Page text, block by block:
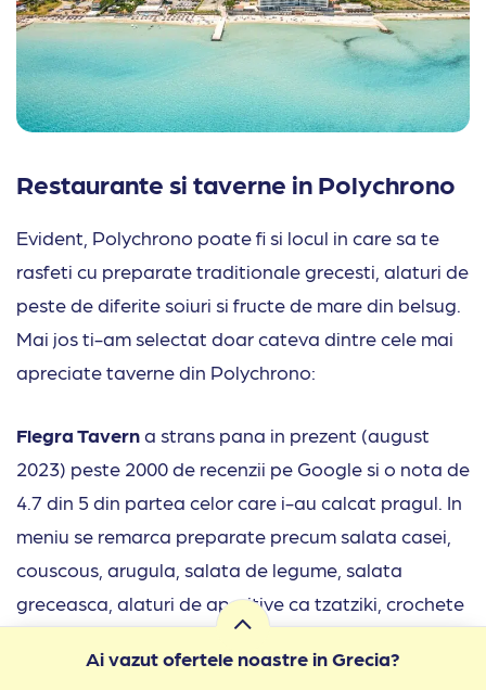
Restaurante si taverne in Polychrono
Evident, Polychrono poate fi si locul in care sa te
rasfeti cu preparate traditionale grecesti, alaturi de
peste de diferite soiuri si fructe de mare din belsug.
Mai jos ti-am selectat doar cateva dintre cele mai
apreciate taverne din Polychrono:
Flegra Taverna strans pana in prezent (august
2023) peste 2000 de recenzii pe Google si o nota de
4.7 din 5 din partea celor care i-au calcat pragul. In
meniu se remarca preparate precum salata casei,
couscous, arugula, salata de legume, salata
greceasca, alaturi de aperitive ca tzatziki, crochete
de dovlecei, bougiourdi, fava, cartof la cuptor.
Ai vazut ofertele noastre in Grecia?